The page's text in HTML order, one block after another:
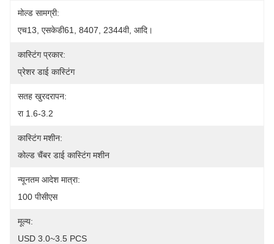
मोल्ड सामग्री:
एच13, एसकेडी61, 8407, 2344वी, आदि।
कास्टिंग प्रकार:
प्रेशर डाई कास्टिंग
सतह खुरदरापन:
रा 1.6-3.2
कास्टिंग मशीन:
कोल्ड चैंबर डाई कास्टिंग मशीन
न्यूनतम आदेश मात्रा:
100 पीसीएस
मूल्य:
USD 3.0~3.5 PCS